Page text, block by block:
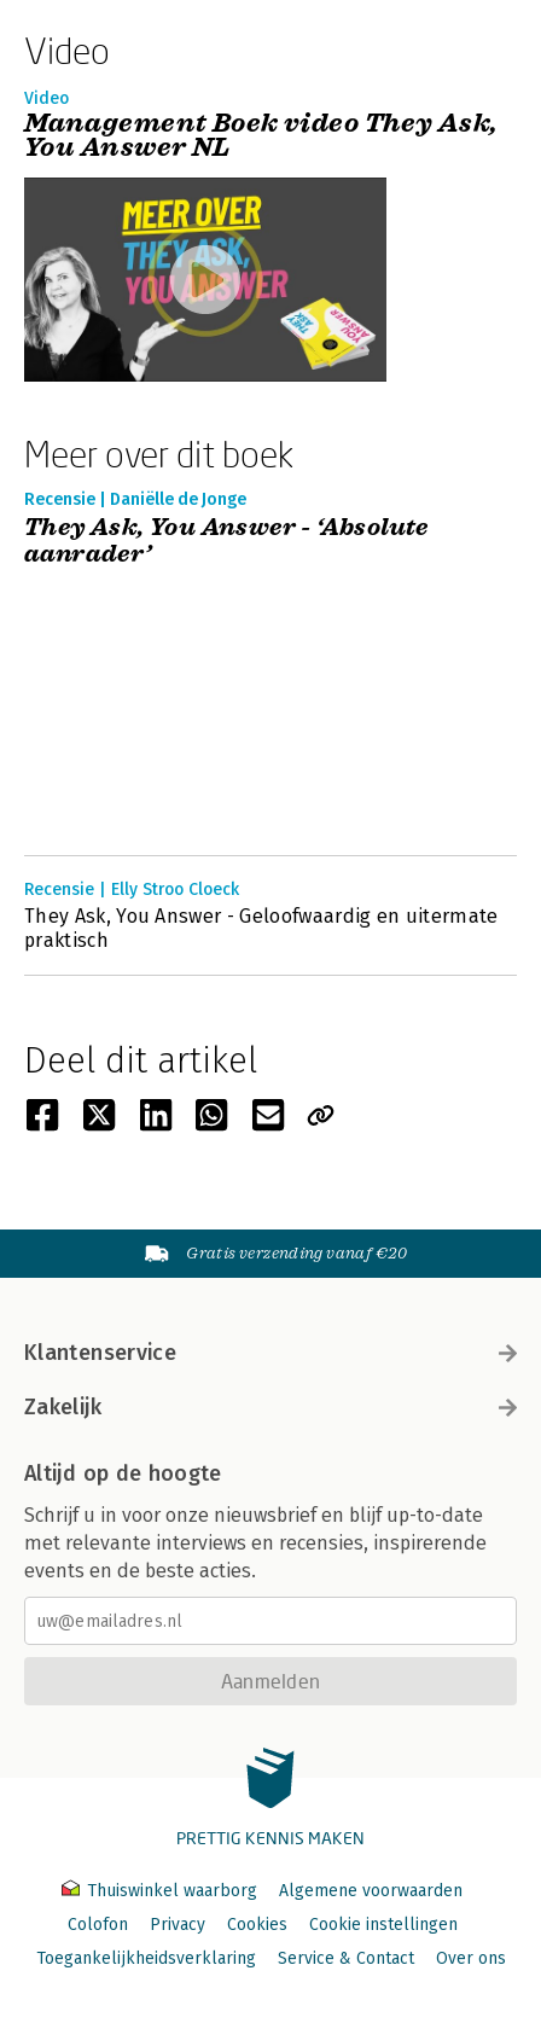
Video
Video
Management Boek video They Ask,
You Answer NL
Meer over dit boek
Recensie | Daniëlle de Jonge
They Ask, You Answer - ‘Absolute
aanrader’
Recensie | Elly Stroo Cloeck
They Ask, You Answer - Geloofwaardig en uitermate
praktisch
Deel dit artikel
Gratis verzending vanaf €20
Klantenservice
Zakelijk
Altijd op de hoogte
Schrijf u in voor onze nieuwsbrief en blijf up-to-date
met relevante interviews en recensies, inspirerende
events en de beste acties.
Aanmelden
PRETTIG KENNIS MAKEN
Thuiswinkel waarborg
Algemene voorwaarden
Colofon
Privacy Cookies
Cookie instellingen
Toegankelijkheidsverklaring
Service & Contact Over ons